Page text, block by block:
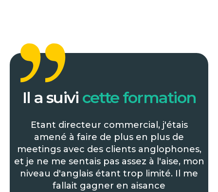
Il a suivi cette formation
Etant directeur commercial, j'étais
amené à faire de plus en plus de
meetings avec des clients anglophones,
et je ne me sentais pas assez à l'aise, mon
niveau d'anglais étant trop limité. Il me
fallait gagner en aisance